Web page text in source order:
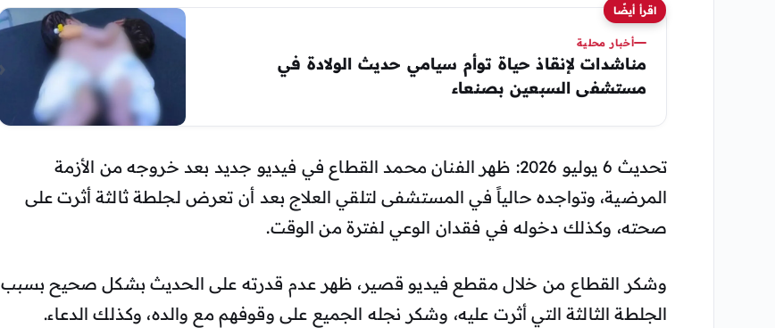
اقرأ أيضًا
أخبار محلية
مناشدات لإنقاذ حياة توأم سيامي حديث الولادة في
مستشفى السبعين بصنعاء
تحديث 6 يوليو 2026: ظهر الفنان محمد القطاع في فيديو جديد بعد خروجه من الأزمة
المرضية، وتواجده حالياً في المستشفى لتلقي العلاج بعد أن تعرض لجلطة ثالثة أثرت على
صحته، وكذلك دخوله في فقدان الوعي لفترة من الوقت.
وشكر القطاع من خلال مقطع فيديو قصير، ظهر عدم قدرته على الحديث بشكل صحيح بسبب
الجلطة الثالثة التي أثرت عليه، وشكر نجله الجميع على وقوفهم مع والده، وكذلك الدعاء.